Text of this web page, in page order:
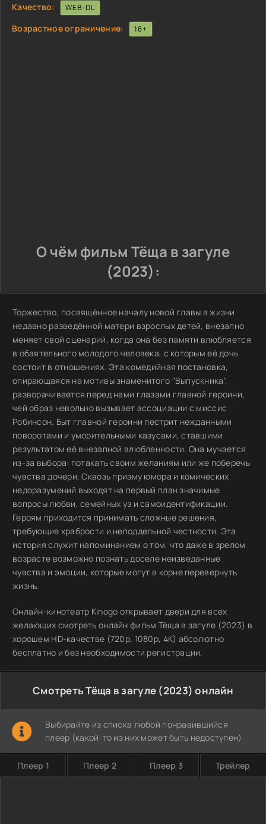
Качество:
WEB-DL
Возрастное ограничение: 18+
О чём фильм Тёща в загуле
(2023):
Торжество, посвящённое началу новой главы в жизни
недавно разведённой матери взрослых детей, внезапно
меняет свой сценарий, когда она без памяти влюбляется
в обаятельного молодого человека, с которым её дочь
состоит в отношениях. Эта комедийная постановка,
опирающаяся на мотивы знаменитого "Выпускника",
разворачивается перед нами глазами главной героини,
чей образ невольно вызывает ассоциации с миссис
Робинсон. Быт главной героини пестрит нежданными
поворотами и уморительными казусами, ставшими
результатом её внезапной влюбленности. Она мучается
из-за выбора: потакать своим желаниям или же поберечь
чувства дочери. Сквозь призму юмора и комических
недоразумений выходят на первый план значимые
вопросы любви, семейных уз и самоидентификации.
Героям приходится принимать сложные решения,
требующие храбрости и неподдельной честности. Эта
история служит напоминанием о том, что даже в зрелом
возрасте возможно познать доселе неизведанные
чувства и эмоции, которые могут в корне перевернуть
жизнь.
Онлайн-кинотеатр Kinogo открывает двери для всех
желающих смотреть онлайн фильм Тёща в загуле (2023) в
хорошем HD-качестве (720p, 1080p, 4K) абсолютно
бесплатно и без необходимости регистрации.
Смотреть Тёща в загуле (2023) онлайн
Выбирайте из списка любой понравившийся
плеер (какой-то из них может быть недоступен)
Плеер 1 Плеер 2 Плеер 3 Трейлер